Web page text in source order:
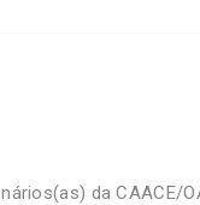
da CAACE/